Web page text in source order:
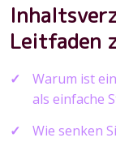
Leitfaden
Warum ist
als einfache
Wie senken